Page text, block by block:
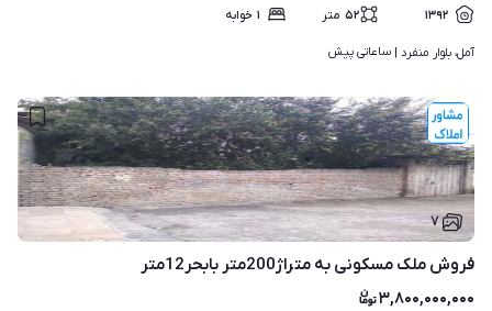
۱۳۹۲ ۵۲ متر ۱ خوابه
آمل، بلوار منفرد | ساعاتی پیش
۷
فروش ملک مسکونی به متراژ200متر بابحر12متر
۳,۸۰۰,۰۰۰,۰۰۰